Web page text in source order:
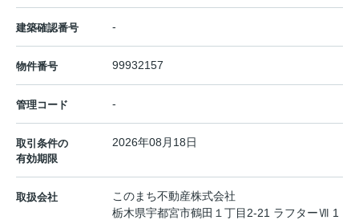
建築確認番号 -
物件番号 99932157
管理コード -
取引条件の
有効期限
2026年08月18日
取扱会社
このまち不動産株式会社
栃木県宇都宮市鶴田１丁目2-21 ラフターⅦ 1